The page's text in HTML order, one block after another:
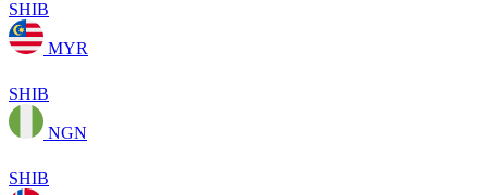
SHIB
MYR
SHIB
NGN
SHIB